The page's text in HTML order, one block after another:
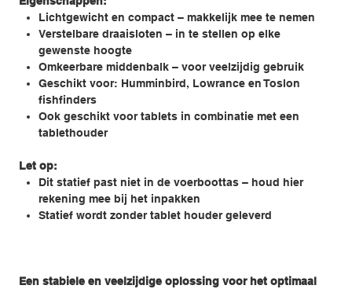
Lichtgewicht en compact – makkelijk mee te nemen
Verstelbare draaisloten – in te stellen op elke
gewenste hoogte
Omkeerbare middenbalk – voor veelzijdig gebruik
Geschikt voor: Humminbird, Lowrance en Toslon
fishfinders
Ook geschikt voor tablets in combinatie met een
tablethouder
Let op:
Dit statief past niet in de voerboottas – houd hier
rekening mee bij het inpakken
Statief wordt zonder tablet houder geleverd
Een stabiele en veelzijdige oplossing voor het optimaal